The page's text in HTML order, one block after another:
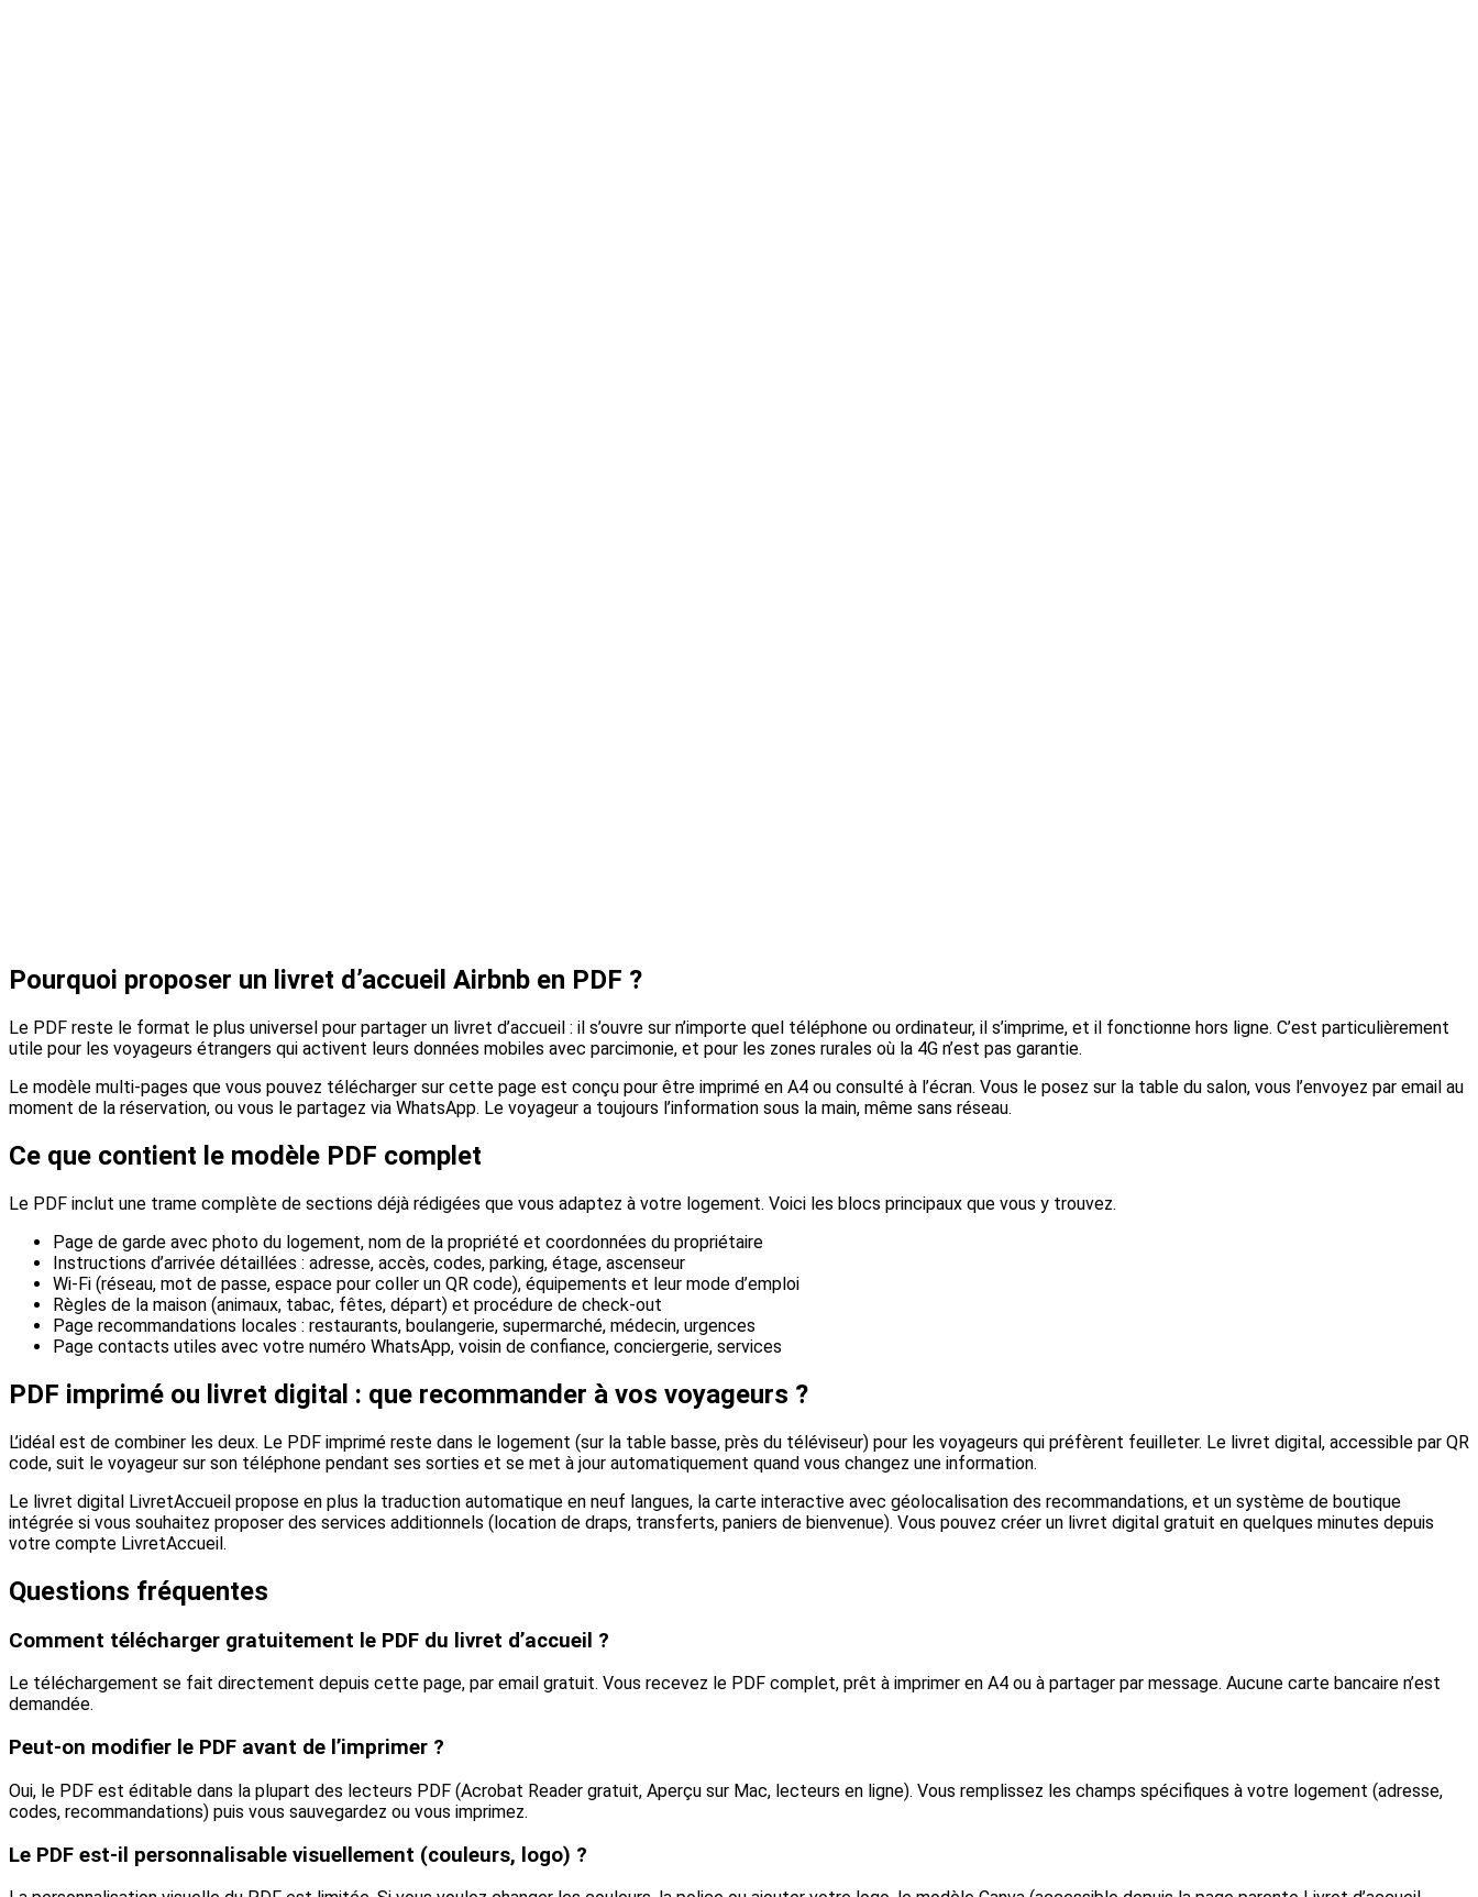
Pourquoi proposer un livret d’accueil Airbnb en PDF ?
Le PDF reste le format le plus universel pour partager un livret d’accueil : il s’ouvre sur n’importe quel téléphone ou ordinateur, il s’imprime, et il fonctionne hors ligne. C’est particulièrement
utile pour les voyageurs étrangers qui activent leurs données mobiles avec parcimonie, et pour les zones rurales où la 4G n’est pas garantie.
Le modèle multi-pages que vous pouvez télécharger sur cette page est conçu pour être imprimé en A4 ou consulté à l’écran. Vous le posez sur la table du salon, vous l’envoyez par email au
moment de la réservation, ou vous le partagez via WhatsApp. Le voyageur a toujours l’information sous la main, même sans réseau.
Ce que contient le modèle PDF complet
Le PDF inclut une trame complète de sections déjà rédigées que vous adaptez à votre logement. Voici les blocs principaux que vous y trouvez.
Page de garde avec photo du logement, nom de la propriété et coordonnées du propriétaire
Instructions d’arrivée détaillées : adresse, accès, codes, parking, étage, ascenseur
Wi-Fi (réseau, mot de passe, espace pour coller un QR code), équipements et leur mode d’emploi
Règles de la maison (animaux, tabac, fêtes, départ) et procédure de check-out
Page recommandations locales : restaurants, boulangerie, supermarché, médecin, urgences
Page contacts utiles avec votre numéro WhatsApp, voisin de confiance, conciergerie, services
PDF imprimé ou livret digital : que recommander à vos voyageurs ?
L’idéal est de combiner les deux. Le PDF imprimé reste dans le logement (sur la table basse, près du téléviseur) pour les voyageurs qui préfèrent feuilleter. Le livret digital, accessible par QR
code, suit le voyageur sur son téléphone pendant ses sorties et se met à jour automatiquement quand vous changez une information.
Le livret digital LivretAccueil propose en plus la traduction automatique en neuf langues, la carte interactive avec géolocalisation des recommandations, et un système de boutique
intégrée si vous souhaitez proposer des services additionnels (location de draps, transferts, paniers de bienvenue). Vous pouvez créer un livret digital gratuit en quelques minutes depuis
votre compte LivretAccueil.
Questions fréquentes
Comment télécharger gratuitement le PDF du livret d’accueil ?
Le téléchargement se fait directement depuis cette page, par email gratuit. Vous recevez le PDF complet, prêt à imprimer en A4 ou à partager par message. Aucune carte bancaire n’est
demandée.
Peut-on modifier le PDF avant de l’imprimer ?
Oui, le PDF est éditable dans la plupart des lecteurs PDF (Acrobat Reader gratuit, Aperçu sur Mac, lecteurs en ligne). Vous remplissez les champs spécifiques à votre logement (adresse,
codes, recommandations) puis vous sauvegardez ou vous imprimez.
Le PDF est-il personnalisable visuellement (couleurs, logo) ?